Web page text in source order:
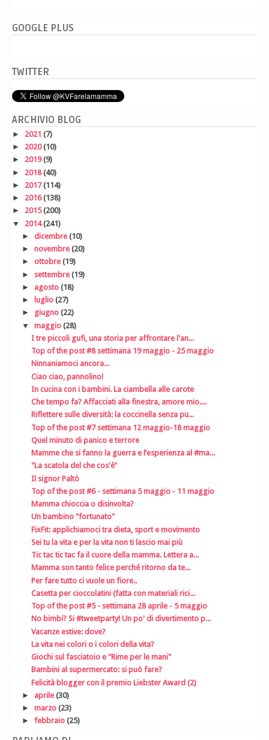
GOOGLE PLUS
TWITTER
ARCHIVIO BLOG
► 2021 (7)
► 2020(10)
► 2019(9)
► 2018(40)
► 2017(114)
► 2016(138)
► 2015(200)
▼ 2014(241)
► dicembre (10)
► novembre (20)
► ottobre (19)
► settembre (19)
► agosto (18)
►
luglio (27)
► giugno (22)
▼ maggio (28)
I tre piccoli gufi, una storia per affrontare l'an...
Top of the post #8 settimana 19 maggio - 25 maggio
Ninnaniamoci ancora...
Ciao ciao, pannolino!
In cucina con i bambini. La ciambella alle carote
Che tempo fa? Affacciati alla finestra, amore mio....
Riflettere sulle diversità: la coccinella senza pu...
Top of the post #7 settimana 12 maggio-18 maggio
Quel minuto di panico e terrore
Mamme che si fanno la guerra e l’esperienza al #ma...
"La scatola del che cos'è"
Il signor Paltò
Top of the post #6 - settimana 5 maggio - 11 maggio
Mamma chioccia o disinvolta?
Un bambino "fortunato"
FixFit: applichiamoci tra dieta, sport e movimento
Sei tu la vita e per la vita non ti lascio mai più
Tic tac tic tac fa il cuore della mamma. Lettera a...
Mamma son tanto felice perché ritorno da te...
Per fare tutto ci vuole un fiore..
Casetta per cioccolatini (fatta con materiali rici...
Top of the post #5 - settimana 28 aprile - 5 maggio
No bimbi? Si #tweetparty! Un po' di divertimento p...
Vacanze estive: dove?
La vita nei colori o i colori della vita?
Giochi sul fasciatoio e "Rime per le mani"
Bambini al supermercato: si può fare?
Felicità blogger con il premio Liebster Award (2)
► aprile (30)
► marzo (23)
► febbraio (25)